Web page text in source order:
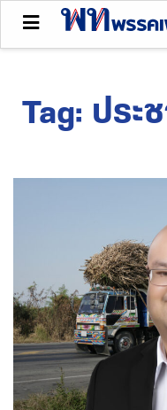
Tag: ประ